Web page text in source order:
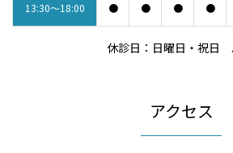
13:30～18:00 ● ● ● ●
休診日：日曜日・祝
アクセス